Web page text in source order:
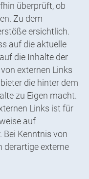
überprüft, ob
Zu dem
ersichtlich.
auf die aktuelle
die Inhalte der
externen Links
die hinter dem
zu Eigen macht.
Links ist für
auf
Kenntnis von
derartige externe